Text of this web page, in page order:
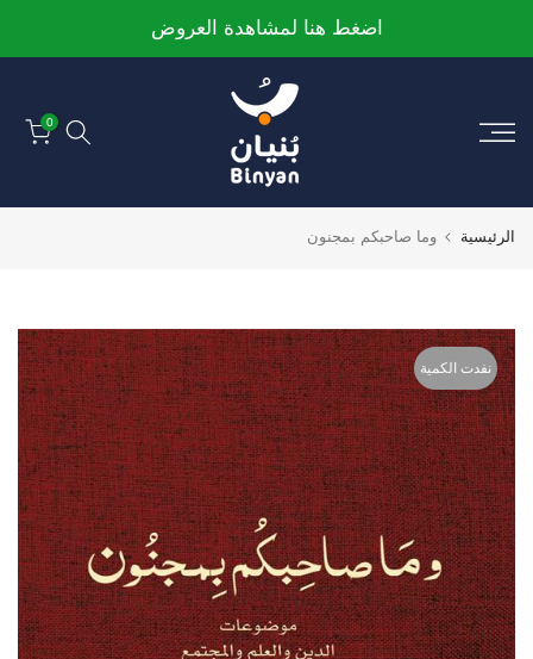
إلى
اضغط هنا لمشاهدة العروض
0
الرئيسية وما صاحبكم بمجنون
نفدت الكمية